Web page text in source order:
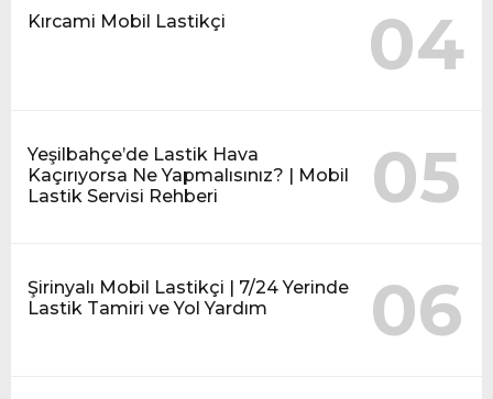
Kırcami Mobil Lastikçi 04
Yeşilbahçe’de Lastik Hava
Kaçırıyorsa Ne Yapmalısınız? | Mobil
Lastik Servisi Rehberi
05
Şirinyalı Mobil Lastikçi | 7/24 Yerinde
Lastik Tamiri ve Yol Yardım
06